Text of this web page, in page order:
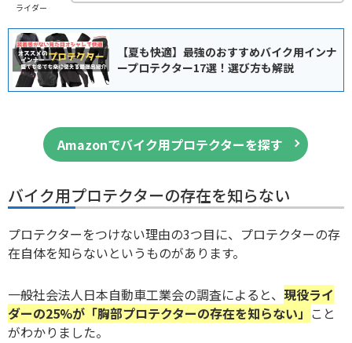
ライダー
【夏も快適】最強のおすすめバイク用インナ
ープロテクター17選！選び方も解説
Amazonでバイク用プロテクターを探す
バイク用プロテクターの存在を知らない
プロテクターをつけない理由の3つ目に、プロテクターの存
在自体を知らないというものがあります。
一般社会法人日本自動車工業会の調査によると、 現役ライ
ダーの25%が「胸部プロテクターの存在を知らない」 こと
がわかりました。